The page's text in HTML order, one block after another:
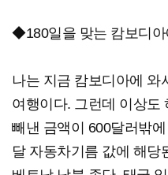
◆180일을 맞는 캄보디아
나는 지금 캄보디아에 와
여행이다. 그런데 이상도
빼낸 금액이 600달러밖
달 자동차기름 값에 해당